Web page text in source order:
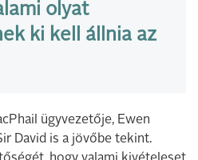
olyat
ki kell állnia az
ügyvezetője, Ewen
David is a jövőbe tekint.